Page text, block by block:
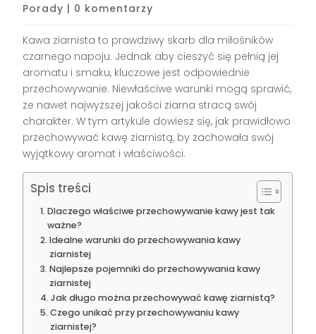
Porady | 0 komentarzy
Kawa ziarnista to prawdziwy skarb dla miłośników
czarnego napoju. Jednak aby cieszyć się pełnią jej
aromatu i smaku, kluczowe jest odpowiednie
przechowywanie. Niewłaściwe warunki mogą sprawić,
że nawet najwyższej jakości ziarna stracą swój
charakter. W tym artykule dowiesz się, jak prawidłowo
przechowywać kawę ziarnistą, by zachowała swój
wyjątkowy aromat i właściwości.
Spis treści
Dlaczego właściwe przechowywanie kawy jest tak
ważne?
Idealne warunki do przechowywania kawy
ziarnistej
Najlepsze pojemniki do przechowywania kawy
ziarnistej
Jak długo można przechowywać kawę ziarnistą?
Czego unikać przy przechowywaniu kawy
ziarnistej?